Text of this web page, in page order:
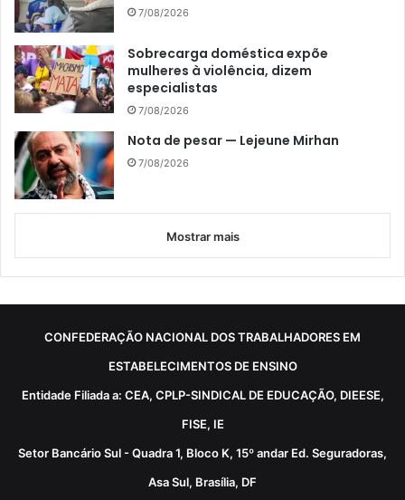
7/08/2026
Sobrecarga doméstica expõe
mulheres à violência, dizem
especialistas
7/08/2026
Nota de pesar — Lejeune Mirhan
7/08/2026
Mostrar mais
CONFEDERAÇÃO NACIONAL DOS TRABALHADORES EM
ESTABELECIMENTOS DE ENSINO
Entidade Filiada a: CEA, CPLP-SINDICAL DE EDUCAÇÃO, DIEESE,
FISE, IE
Setor Bancário Sul - Quadra 1, Bloco K, 15º andar Ed. Seguradoras,
Asa Sul, Brasília, DF